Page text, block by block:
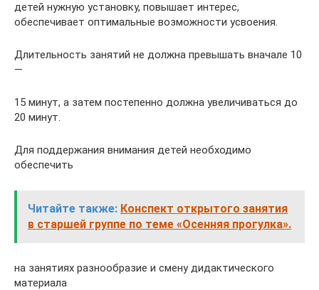
детей нужную установ­ку, повышает интерес,
обеспечивает оптимальные возможности усвоения.
Длительность занятий не должна превышать вначале 10
—
15 минут, а затем постепенно должна увеличиваться до
20 минут.
Для поддержания внимания детей необходимо
обеспечить
Читайте также: Конспект открытого занятия
в старшей группе по теме «Осенняя прогулка».
на занятиях разнообразие и смену дидактического
материала